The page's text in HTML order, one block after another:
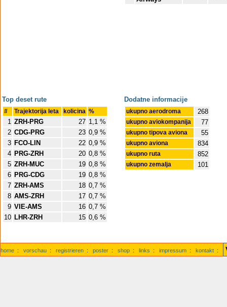
Top deset rute
# Trajektorija leta kolicina %
1 ZRH-PRG 27 1,1 %
2 CDG-PRG 23 0,9 %
3 FCO-LIN 22 0,9 %
4 PRG-ZRH 20 0,8 %
5 ZRH-MUC 19 0,8 %
6 PRG-CDG 19 0,8 %
7 ZRH-AMS 18 0,7 %
8 AMS-ZRH 17 0,7 %
9 VIE-AMS 16 0,7 %
10 LHR-ZRH 15 0,6 %
Dodatne informacije
ukupno aerodroma 268
ukupno aviokompanija 77
ukupno tipova aviona 55
ukupno aviona 834
ukupno ruta 852
ukupno zemalja 101
home : vorschau : registrieren : poster : shop : links : impressum : kontakt :